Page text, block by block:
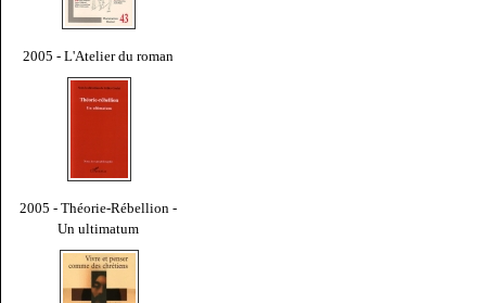
2005 - L'Atelier du roman
2005 - Théorie-Rébellion -
Un ultimatum